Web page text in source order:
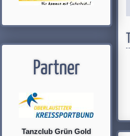
Partner
Tanzclub Grün Gold